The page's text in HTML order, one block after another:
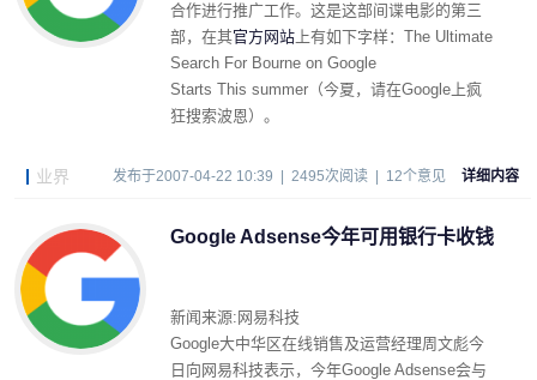
合作进行推广工作。这是这部间谍电影的第三
部，在其官方网站 上有如下字样：The Ultimate
Search For Bourne on Google
Starts This summer（今夏，请在Google上疯
狂搜索波恩）。
业界 发布于2007-04-22 10:39 | 2495次阅读 | 12个意见 详细内容
Google Adsense今年可用银行卡收钱
新闻来源:网易科技
Google大中华区在线销售及运营经理周文彪今
日向网易科技表示，今年Google Adsense会与